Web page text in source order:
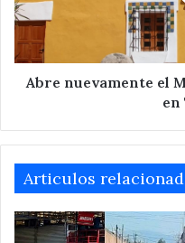
"Casa
de
Cortés"
en
Tepeaca
Abre nuevamente el
en
Articulos